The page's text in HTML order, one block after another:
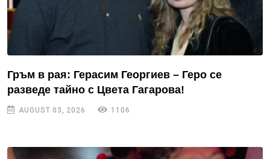
Гръм в рая: Герасим Георгиев – Геро се
разведе тайно с Цвета Гагарова!
AUGUST 03, 2026 1106